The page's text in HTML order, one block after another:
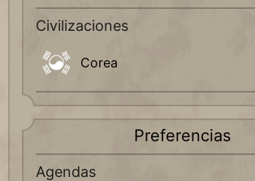
Civilizaciones
Corea
Preferencias
Agendas